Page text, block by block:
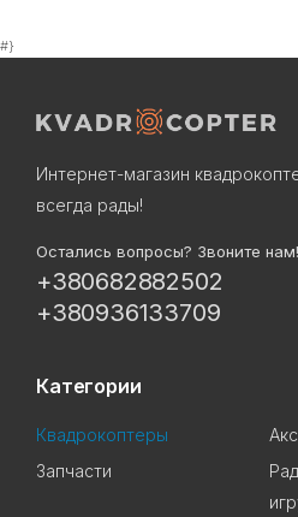
#}
Интернет-магазин
всегда рады!
Остались вопросы? Звоните нам!
+380682882502
+380936133709
Категории
Квадрокоптеры
Запчасти